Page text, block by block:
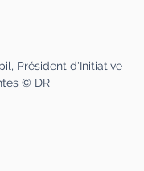
Président d'Initiative
© DR